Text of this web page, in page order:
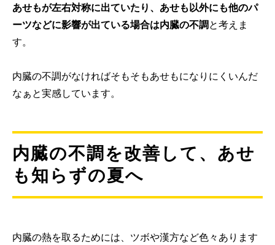
あせもが左右対称に出ていたり、あせも以外にも他のパ
ーツなどに影響が出ている場合は内臓の不調と考えま
す。
内臓の不調がなければそもそもあせもになりにくいんだ
なぁと実感しています。
内臓の不調を改善して、あせ
も知らずの夏へ
内臓の熱を取るためには、ツボや漢方など色々あります